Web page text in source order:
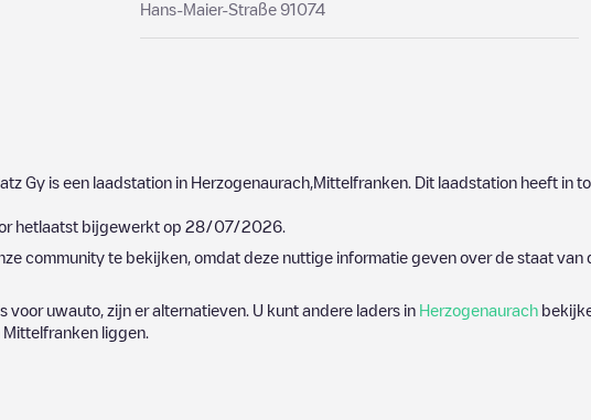
Hans-Maier-Straße 91074
Gy is een laadstation in Herzogenaurach Mittelfranken . Dit laadstation heeft in
hetlaatst bijgewerkt op 28/07/2026
community te bekijken, omdat deze nuttige informatie geven over de staat
voor uwauto, zijn er alternatieven. U kunt andere laders in Herzogenaurach
Mittelfranken liggen.